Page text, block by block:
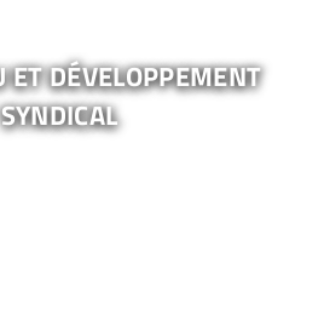
développement
syndical